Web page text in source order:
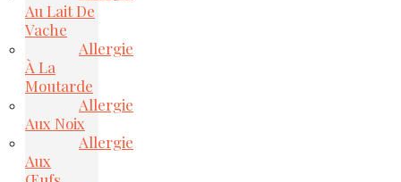
Au Lait De
Vache
Allergie
À La
Moutarde
Allergie
Aux Noix
Allergie
Aux